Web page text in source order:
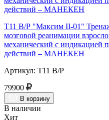
Т11 В/Р "Максим II-01"
мозговой реанимации
механический с индикацией
действий – МАНЕКЕН
Артикул: Т11 В/Р
79900
В корзину
В наличии
Хит